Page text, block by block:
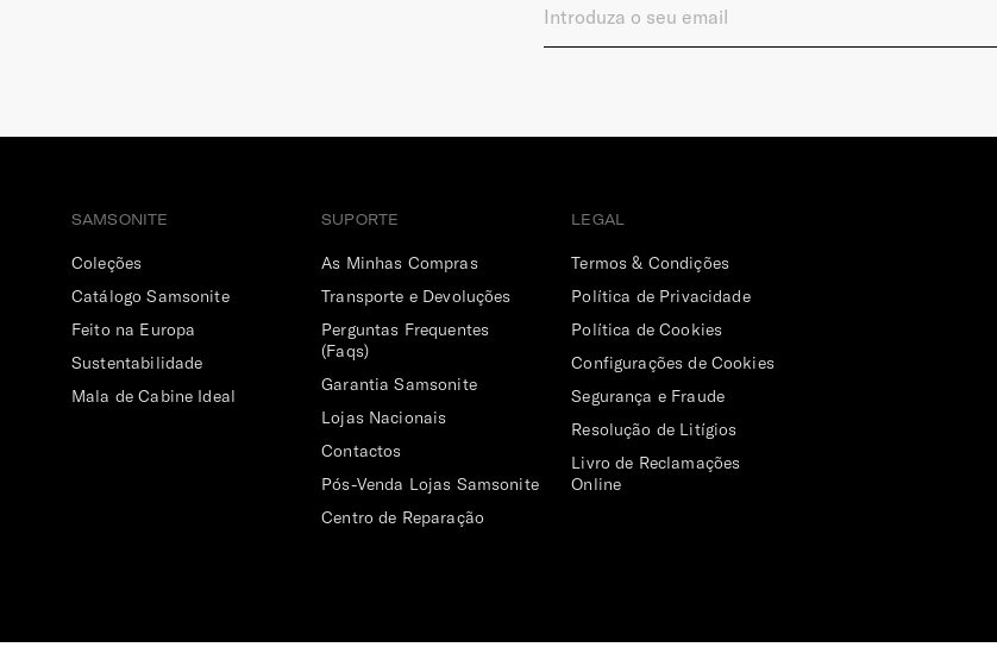
SAMSONITE
Coleções
Catálogo Samsonite
Feito na Europa
Sustentabilidade
Mala de Cabine Ideal
SUPORTE
As Minhas Compras
Transporte e Devoluções
Perguntas Frequentes
(Faqs)
Garantia Samsonite
Lojas Nacionais
Contactos
Pós-Venda Lojas Samsonite
Centro de Reparação
LEGAL
Termos & Condições
Política de Privacidade
Política de Cookies
Configurações de Cookies
Segurança e Fraude
Resolução de Litígios
Livro de Reclamações
Online